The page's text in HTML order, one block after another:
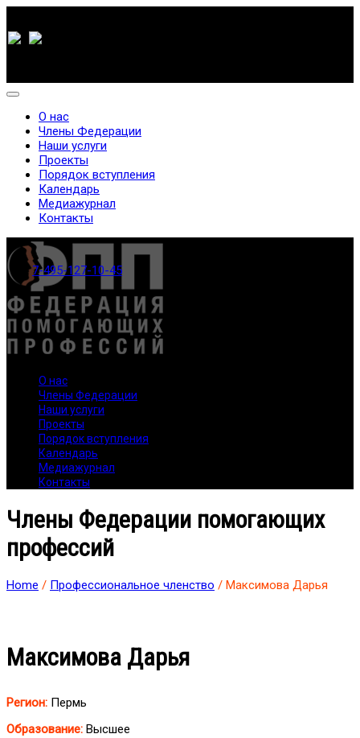
7-495-127-10-45
О нас
Члены Федерации
Наши услуги
Проекты
Порядок вступления
Календарь
Медиажурнал
Контакты
О нас
Члены Федерации
Наши услуги
Проекты
Порядок вступления
Календарь
Медиажурнал
Контакты
Члены Федерации помогающих
профессий
Home / Профессиональное членство / Максимова Дарья
Максимова Дарья
Регион: Пермь
Образование: Высшее